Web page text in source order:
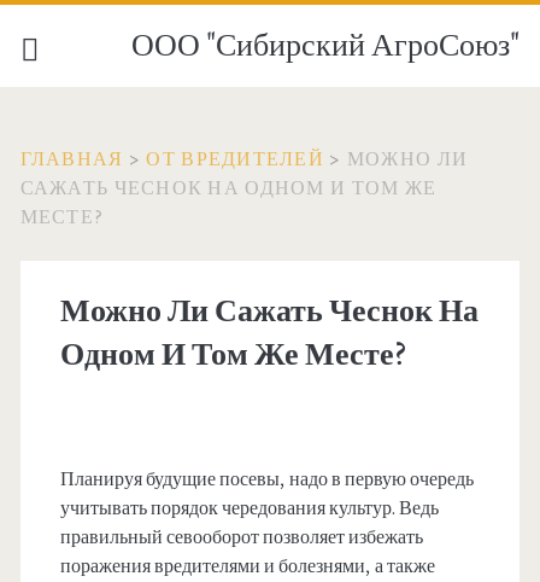
ООО "Сибирский АгроСоюз"
ГЛАВНАЯ > ОТ ВРЕДИТЕЛЕЙ > МОЖНО ЛИ
САЖАТЬ ЧЕСНОК НА ОДНОМ И ТОМ ЖЕ
МЕСТЕ?
Можно Ли Сажать Чеснок На
Одном И Том Же Месте?
Планируя будущие посевы, надо в первую очередь
учитывать порядок чередования культур. Ведь
правильный севооборот позволяет избежать
поражения вредителями и болезнями, а также